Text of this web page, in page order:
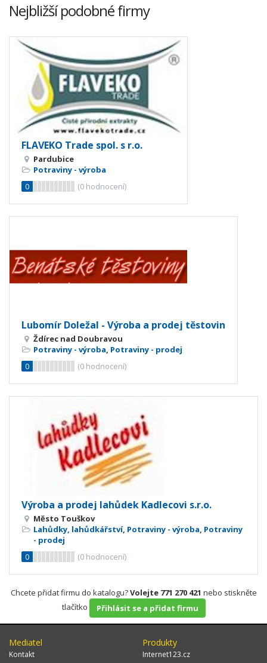
Nejbližší podobné firmy
FLAVEKO Trade spol. s r.o.
Pardubice
Potraviny - výroba
0
(0 hodnocení)
Lubomír Doležal - Výroba a prodej těstovin
Ždírec nad Doubravou
Potraviny - výroba, Potraviny - prodej
0
(0 hodnocení)
Výroba a prodej lahůdek Kadlecovi s.r.o.
Město Touškov
Lahůdky, lahůdkářství, Potraviny - výroba Potraviny
- prodej
0
(0 hodnocení)
Chcete přidat firmu do katalogu?Volejte 771 270 421 nebo stiskněte
tlačítko
Přihlásit se a přidat firmu
Mediatel
Kontakt
Produkty
Internet123.cz